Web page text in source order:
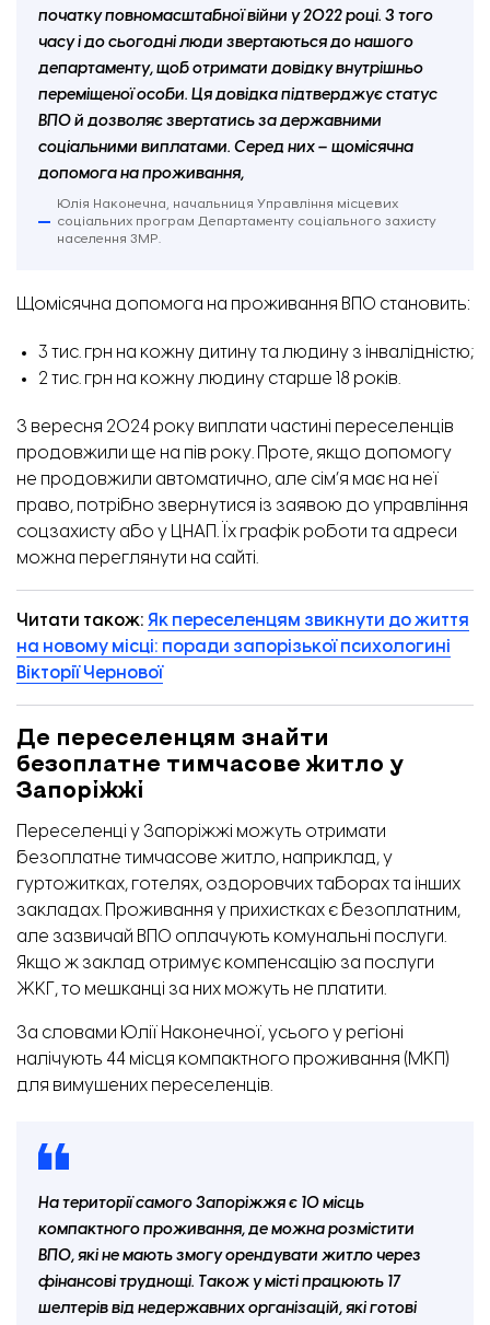
початку повномасштабної війни у 2022 році. З того
часу і до сьогодні люди звертаються до нашого
департаменту, щоб отримати довідку внутрішньо
переміщеної особи. Ця довідка підтверджує статус
ВПО й дозволяє звертатись за державними
соціальними виплатами. Серед них – щомісячна
допомога на проживання,
Юлія Наконечна, начальниця Управління місцевих
соціальних програм Департаменту соціального захисту
населення ЗМР.
Щомісячна допомога на проживання ВПО становить:
3 тис. грн на кожну дитину та людину з інвалідністю;
2 тис. грн на кожну людину старше 18 років.
З вересня 2024 року виплати частині переселенців
продовжили ще на пів року. Проте, якщо допомогу
не продовжили автоматично, але сім’я має на неї
право, потрібно звернутися із заявою до управління
соцзахисту або у ЦНАП. Їх графік роботи та адреси
можна переглянути на сайті.
Читати також: Як переселенцям звикнути до життя
на новому місці: поради запорізької психологині
Вікторії Чернової
Де переселенцям знайти
безоплатне тимчасове житло у
Запоріжжі
Переселенці у Запоріжжі можуть отримати
безоплатне тимчасове житло, наприклад, у
гуртожитках, готелях, оздоровчих таборах та інших
закладах. Проживання у прихистках є безоплатним,
але зазвичай ВПО оплачують комунальні послуги.
Якщо ж заклад отримує компенсацію за послуги
ЖКГ, то мешканці за них можуть не платити.
За словами Юлії Наконечної, усього у регіоні
налічують 44 місця компактного проживання (МКП)
для вимушених переселенців.
На території самого Запоріжжя є 10 місць
компактного проживання, де можна розмістити
ВПО, які не мають змогу орендувати житло через
фінансові труднощі. Також у місті працюють 17
шелтерів від недержавних організацій, які готові